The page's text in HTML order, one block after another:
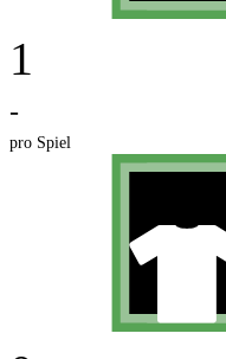
1
-
pro Spiel